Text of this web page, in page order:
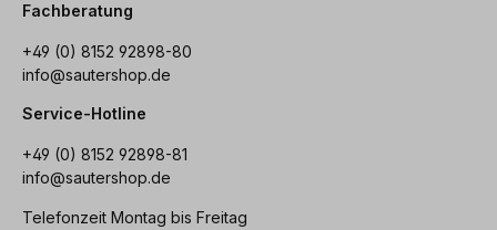
Fachberatung
+49 (0) 8152 92898-80
info@sautershop.de
Service-Hotline
+49 (0) 8152 92898-81
info@sautershop.de
Telefonzeit Montag bis Freitag